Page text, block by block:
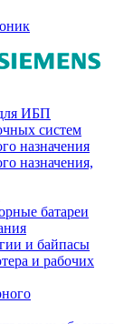
ИБП
систем
назначения
назначения,
батареи
и байпасы
и рабочих